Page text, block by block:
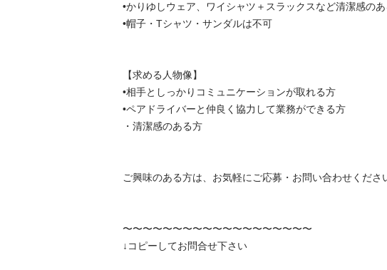
•かりゆしウェア、ワイシャツ＋スラックスなど清潔感の
•帽子・Tシャツ・サンダルは不可
【求める人物像】
•相手としっかりコミュニケーションが取れる方
•ペアドライバーと仲良く協力して業務ができる方
・清潔感のある方
ご興味のある方は、お気軽にご応募・お問い合わせくださ
〜〜〜〜〜〜〜〜〜〜〜〜〜〜〜〜〜〜〜
↓コピーしてお問合せ下さい